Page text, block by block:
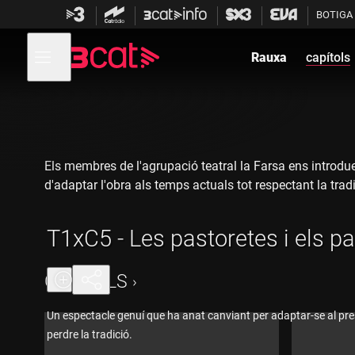
contingut
BOTIGA
menú
de
Rauxa capítols
T1xC5 - Les pastoretes i els
Un espectacle genuí que ha anat canviant per adaptar-se al
perdre la tradició.
Els membres de l'agrupació teatral la Farsa ens
d'adaptar l'obra als temps actuals tot respectant la
CAPÍTOLS